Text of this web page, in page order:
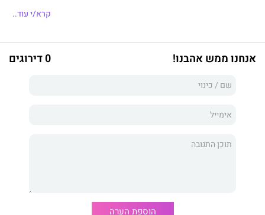
אדם פשוט. ויראטא מחפש יותר מכול את חירותו הנפשית ואת
פילוסופיים, עדינים. האנרגיה הספרותית נמצאת - בדומה לעלילה -
בכוח ובשקט שמעבר למילים. “עיני האח הנצחי“ הוא טקסט חריג,
“לילי“. קריאתו באיטיות עשויה להעניק הנאה שלווה ומסתורית, לעורר
שאלות, וכמו ביצירות מופת מודרניות, לגלות אמת חמקמקה.
קרא/י עוד..
אנחנו ממש אהבנו! 0 דירוגים
הוספת הערה